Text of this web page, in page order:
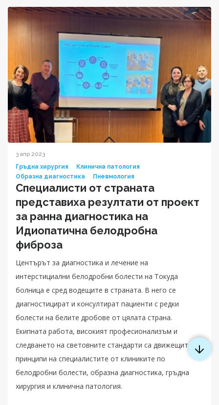
3 апр 2023
Гръдна хирургия
Клинична патология
Образна диагностика
Пневмология
Специалисти от страната
представиха резултати от проект
за ранна диагностика на
Идиопатична белодробна
фиброза
Центърът за диагностика и лечение на
интерстициални белодробни болести на Токуда
болница е сред водещите в страната. В него се
диагностицират и консултират пациенти с редки
болести на белите дробове от цялата страна.
Екипната работа, високият професионализъм и
следването на световните стандарти са движещите
принципи на специалистите от клиниките по
белодробни болести, образна диагностика, гръдна
хирургия и клинична патология.